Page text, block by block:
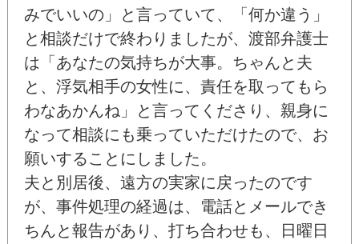
みでいいの」と言っていて、「何か違う」
と相談だけで終わりましたが、渡部弁護士
は「あなたの気持ちが大事。ちゃんと夫
と、浮気相手の女性に、責任を取ってもら
わなあかんね」と言ってくださり、親身に
なって相談にも乗っていただけたので、お
願いすることにしました。
夫と別居後、遠方の実家に戻ったのです
が、事件処理の経過は、電話とメールでき
ちんと報告があり、打ち合わせも、日曜日